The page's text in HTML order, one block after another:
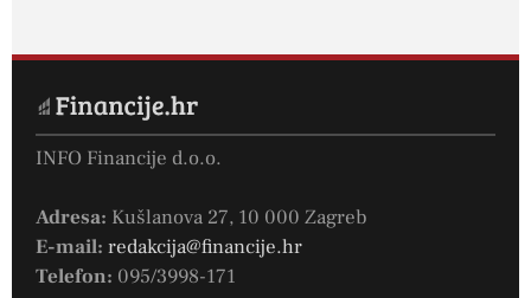
INFO Financije d.o.o.
Adresa: Kušlanova 27, 10 000 Zagreb
E-mail: redakcija@financije.hr
Telefon: 095/3998-171